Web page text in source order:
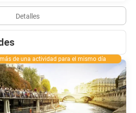
Detalles
de una actividad para el mismo día